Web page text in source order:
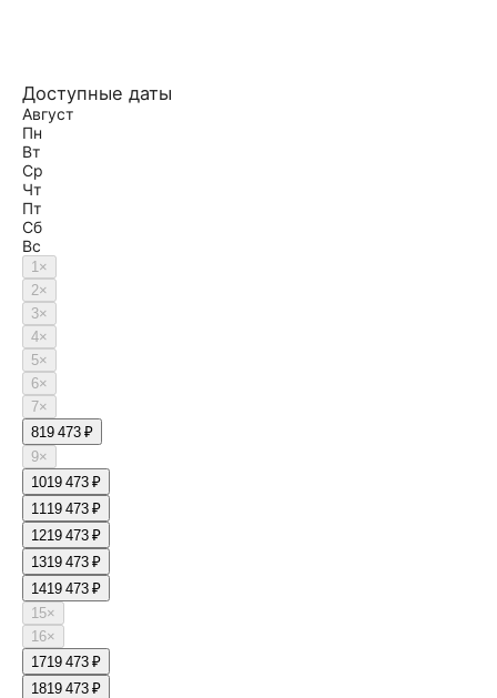
Доступные даты
Август
Пн
Вт
Ср
Чт
Пт
Сб
Вс
1×
2×
3×
4×
5×
6×
7×
819 473 ₽
9×
1019 473 ₽
1119 473 ₽
1219 473 ₽
1319 473 ₽
1419 473 ₽
15×
16×
1719 473 ₽
1819 473 ₽